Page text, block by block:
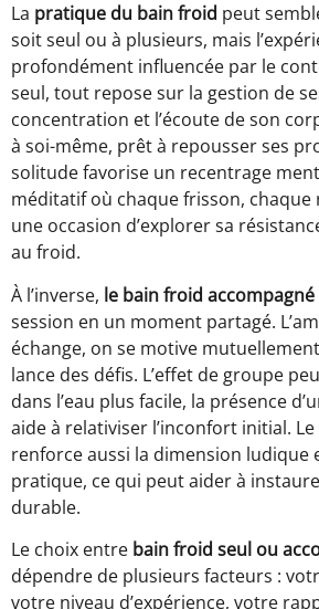
La pratique du bain froid peut
soit seul ou à plusieurs, mais
profondément influencée par le
seul, tout repose sur la gestion de
concentration et l’écoute de son
à soi-même, prêt à repousser ses
solitude favorise un recentrage
méditatif où chaque frisson,
une occasion d’explorer sa
au froid.
À l’inverse, le bain froid accompagné
session en un moment partagé.
échange, on se motive
lance des défis. L’effet de groupe
dans l’eau plus facile, la présence
aide à relativiser l’inconfort initial.
renforce aussi la dimension ludique
pratique, ce qui peut aider à
durable.
Le choix entre bain froid seul ou
dépendre de plusieurs facteurs :
votre niveau d’expérience, votre